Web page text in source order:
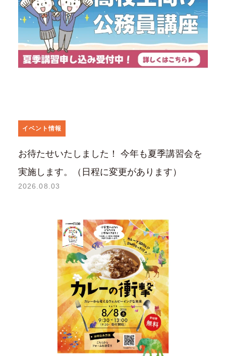
イベント情報
お待たせいたしました！ 今年も夏季講習会を
実施します。（日程に変更があります）
2026.08.03